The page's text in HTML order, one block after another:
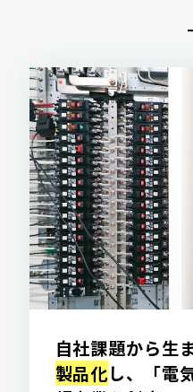
自社課題から生
製品化し、「電